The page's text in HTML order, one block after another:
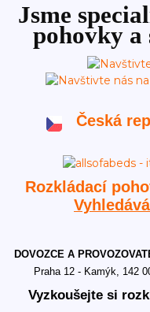
Jsme
pohovky a
Česká
Rozkládací
DOVOZCE A
Praha 12 - Kamýk, 142
Vyzkoušejte si